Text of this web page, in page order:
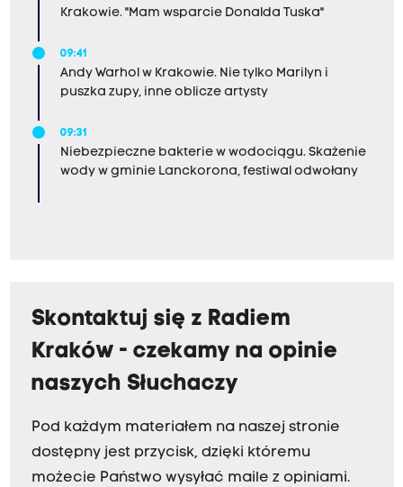
Krakowie. "Mam wsparcie Donalda Tuska"
09:41
Andy Warhol w Krakowie. Nie tylko Marilyn i
puszka zupy, inne oblicze artysty
09:31
Niebezpieczne bakterie w wodociągu. Skażenie
wody w gminie Lanckorona, festiwal odwołany
Skontaktuj się z Radiem
Kraków - czekamy na opinie
naszych Słuchaczy
Pod każdym materiałem na naszej stronie
dostępny jest przycisk, dzięki któremu
możecie Państwo wysyłać maile z opiniami.